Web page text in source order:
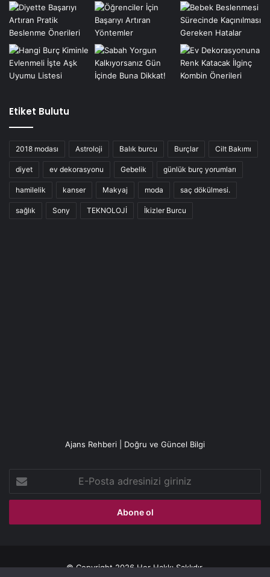
Etiket Bulutu
2018 modası Astroloji Balık burcu Burçlar Cilt Bakımı
diyet ev dekorasyonu Gebelik günlük burç yorumları
hamilelik kanser Makyaj moda saç dökülmesi.
sağlık Sony TEKNOLOJİ İkizler Burcu
Ajans Rehberi | Doğru ve Güncel Bilgi
Posta
adresinizi
© Copyright 2026 Her Hakkı Saklıdır.